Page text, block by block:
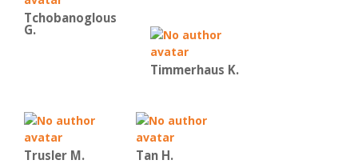
Tchobanoglous
G.
Timmerhaus K.
Trusler M. Tan H.